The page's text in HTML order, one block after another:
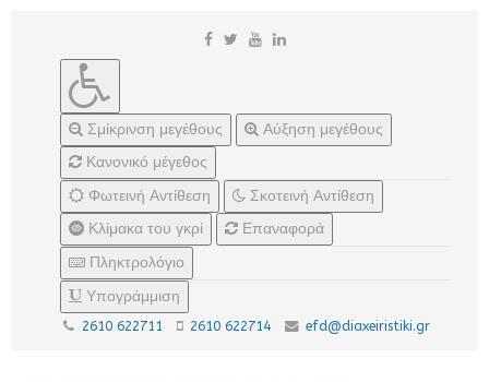
Σμίκρινση μεγέθους
Αύξηση μεγέθους
Κανονικό μέγεθος
Φωτεινή Αντίθεση
Σκοτεινή Αντίθεση
Κλίμακα του γκρί
Επαναφορά
Πληκτρολόγιο
Υπογράμμιση
2610 622711 2610 622714 efd@diaxeiristiki.gr